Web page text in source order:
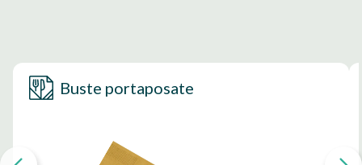
Buste portaposate